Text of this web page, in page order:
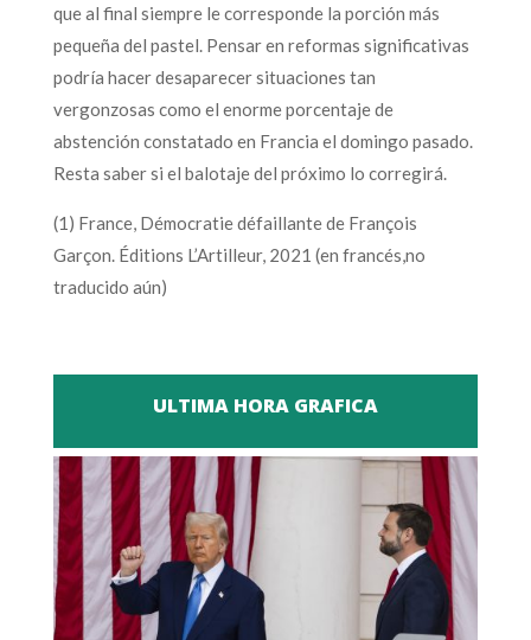
que al final siempre le corresponde la porción más
pequeña del pastel. Pensar en reformas significativas
podría hacer desaparecer situaciones tan
vergonzosas como el enorme porcentaje de
abstención constatado en Francia el domingo pasado.
Resta saber si el balotaje del próximo lo corregirá.
(1) France, Démocratie défaillante de François
Garçon. Éditions L’Artilleur, 2021 (en francés,no
traducido aún)
ULTIMA HORA GRAFICA